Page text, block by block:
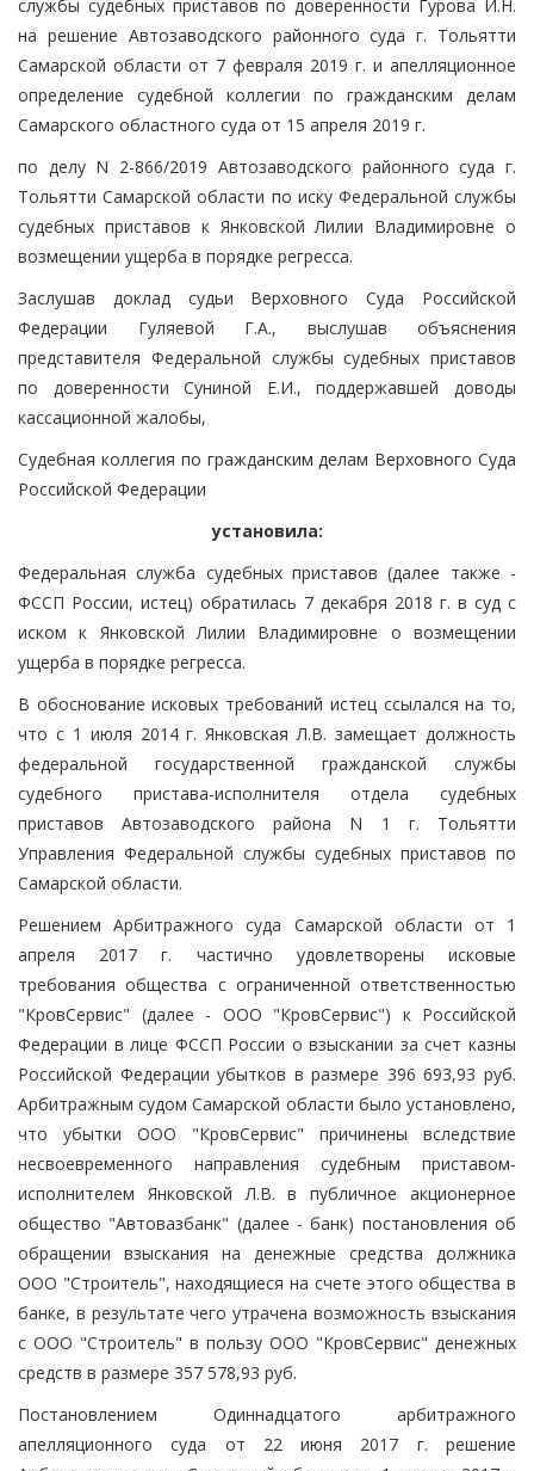
службы судебных приставов по доверенности Гурова И.Н.
на решение Автозаводского районного суда г. Тольятти
Самарской области от 7 февраля 2019 г. и апелляционное
определение судебной коллегии по гражданским делам
Самарского областного суда от 15 апреля 2019 г.
по делу N 2-866/2019 Автозаводского районного суда г.
Тольятти Самарской области по иску Федеральной службы
судебных приставов к Янковской Лилии Владимировне о
возмещении ущерба в порядке регресса.
Заслушав доклад судьи Верховного Суда Российской
Федерации Гуляевой Г.А., выслушав объяснения
представителя Федеральной службы судебных приставов
по доверенности Суниной Е.И., поддержавшей доводы
кассационной жалобы,
Судебная коллегия по гражданским делам Верховного Суда
Российской Федерации
установила:
Федеральная служба судебных приставов (далее также -
ФССП России, истец) обратилась 7 декабря 2018 г. в суд с
иском к Янковской Лилии Владимировне о возмещении
ущерба в порядке регресса.
В обоснование исковых требований истец ссылался на то,
что с 1 июля 2014 г. Янковская Л.В. замещает должность
федеральной государственной гражданской службы
судебного пристава-исполнителя отдела судебных
приставов Автозаводского района N 1 г. Тольятти
Управления Федеральной службы судебных приставов по
Самарской области.
Решением Арбитражного суда Самарской области от 1
апреля 2017 г. частично удовлетворены исковые
требования общества с ограниченной ответственностью
"КровСервис" (далее - ООО "КровСервис") к Российской
Федерации в лице ФССП России о взыскании за счет казны
Российской Федерации убытков в размере 396 693,93 руб.
Арбитражным судом Самарской области было установлено,
что убытки ООО "КровСервис" причинены вследствие
несвоевременного направления судебным приставом-
исполнителем Янковской Л.В. в публичное акционерное
общество "Автовазбанк" (далее - банк) постановления об
обращении взыскания на денежные средства должника
ООО "Строитель", находящиеся на счете этого общества в
банке, в результате чего утрачена возможность взыскания
с ООО "Строитель" в пользу ООО "КровСервис" денежных
средств в размере 357 578,93 руб.
Постановлением Одиннадцатого арбитражного
апелляционного суда от 22 июня 2017 г. решение